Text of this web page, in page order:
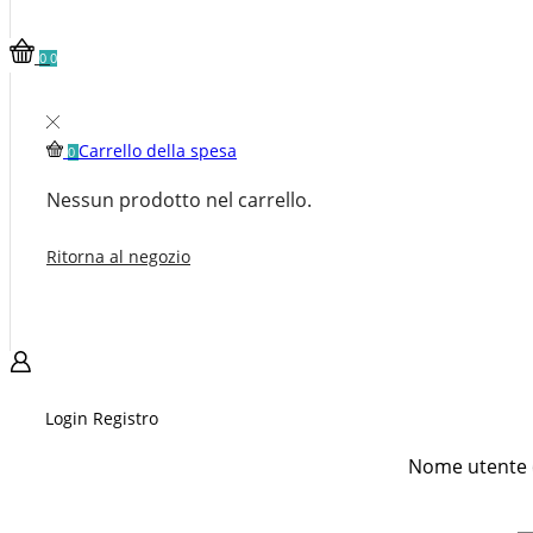
0 0
0 Carrello della spesa
Nessun prodotto nel carrello.
Ritorna al negozio
Login Registro
Nome utente